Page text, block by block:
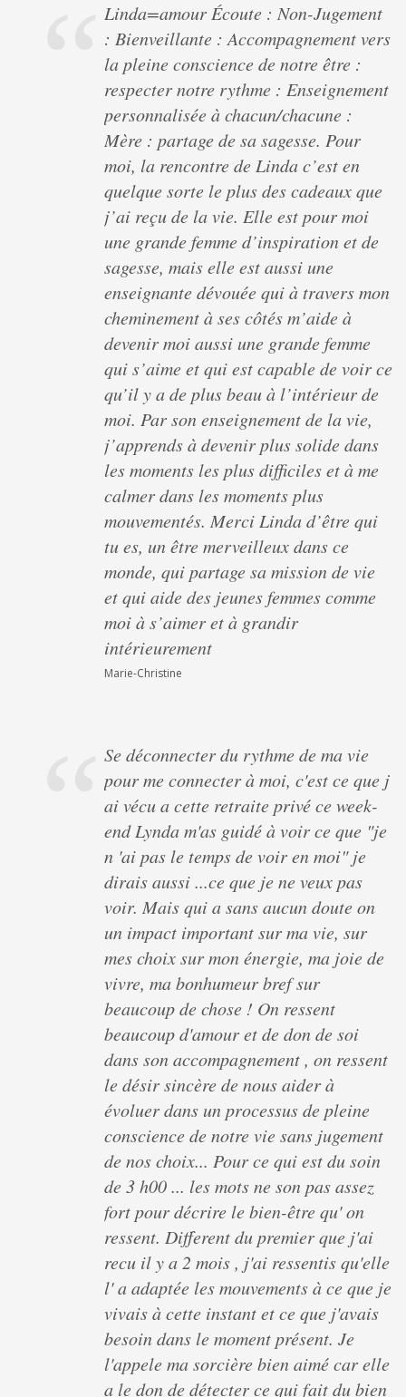
Linda=amour Écoute : Non-Jugement
: Bienveillante : Accompagnement vers
la pleine conscience de notre être :
respecter notre rythme : Enseignement
personnalisée à chacun/chacune :
Mère : partage de sa sagesse. Pour
moi, la rencontre de Linda c’est en
quelque sorte le plus des cadeaux que
j’ai reçu de la vie. Elle est pour moi
une grande femme d’inspiration et de
sagesse, mais elle est aussi une
enseignante dévouée qui à travers mon
cheminement à ses côtés m’aide à
devenir moi aussi une grande femme
qui s’aime et qui est capable de voir ce
qu’il y a de plus beau à l’intérieur de
moi. Par son enseignement de la vie,
j’apprends à devenir plus solide dans
les moments les plus difficiles et à me
calmer dans les moments plus
mouvementés. Merci Linda d’être qui
tu es, un être merveilleux dans ce
monde, qui partage sa mission de vie
et qui aide des jeunes femmes comme
moi à s’aimer et à grandir
intérieurement
Marie-Christine
Se déconnecter du rythme de ma vie
pour me connecter à moi, c'est ce que j
ai vécu a cette retraite privé ce week-
end Lynda m'as guidé à voir ce que "je
n 'ai pas le temps de voir en moi" je
dirais aussi ...ce que je ne veux pas
voir. Mais qui a sans aucun doute on
un impact important sur ma vie, sur
mes choix sur mon énergie, ma joie de
vivre, ma bonhumeur bref sur
beaucoup de chose ! On ressent
beaucoup d'amour et de don de soi
dans son accompagnement , on ressent
le désir sincère de nous aider à
évoluer dans un processus de pleine
conscience de notre vie sans jugement
de nos choix... Pour ce qui est du soin
de 3 h00 ... les mots ne son pas assez
fort pour décrire le bien-être qu' on
ressent. Different du premier que j'ai
recu il y a 2 mois , j'ai ressentis qu'elle
l' a adaptée les mouvements à ce que je
vivais à cette instant et ce que j'avais
besoin dans le moment présent. Je
l'appele ma sorcière bien aimé car elle
a le don de détecter ce qui fait du bien